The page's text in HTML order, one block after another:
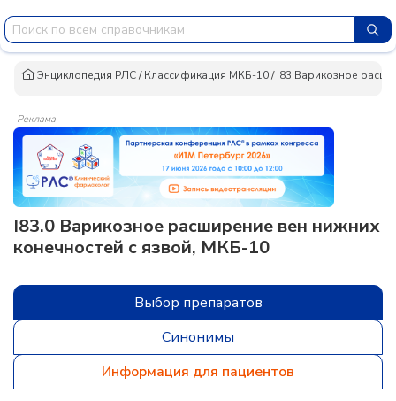
Энциклопедия РЛС/Классификация МКБ-10/I83 Варикозное
Реклама
I83.0 Варикозное расширение вен нижних
конечностей с язвой, МКБ-10
Выбор препаратов
Синонимы
Информация для пациентов